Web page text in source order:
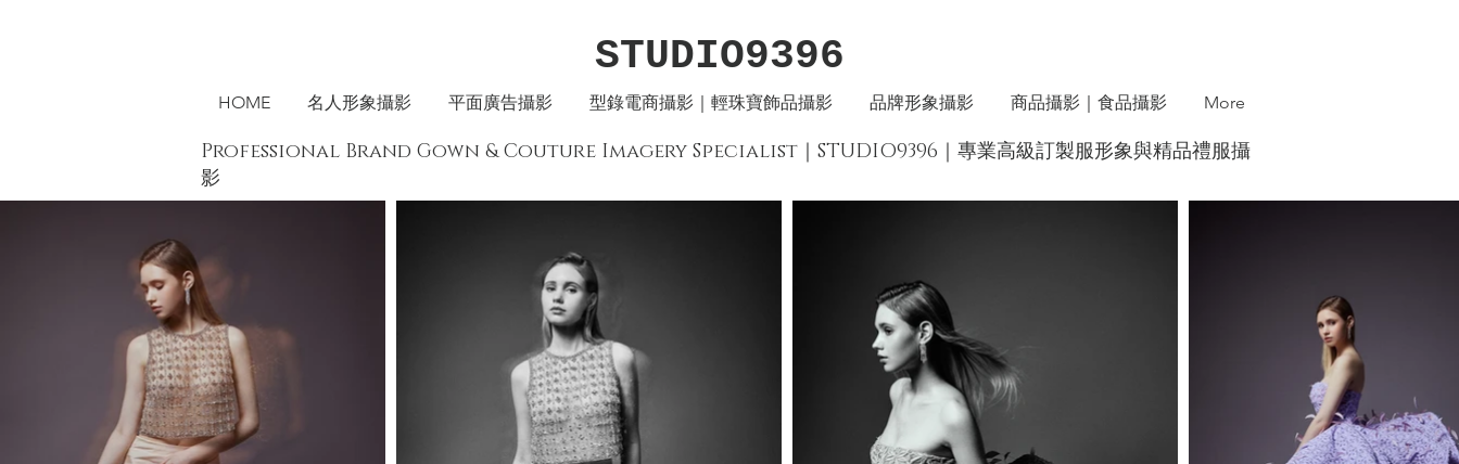
HOME 名人形象攝影 平面廣告攝影 型錄電商攝影｜輕珠寶飾品攝影 品牌形象攝影 商品攝影｜食品攝影 More
STUDIO9396
Professional Brand Gown & Couture Imagery Specialist｜STUDIO9396｜專業高級訂製服形象與精品禮服攝
影